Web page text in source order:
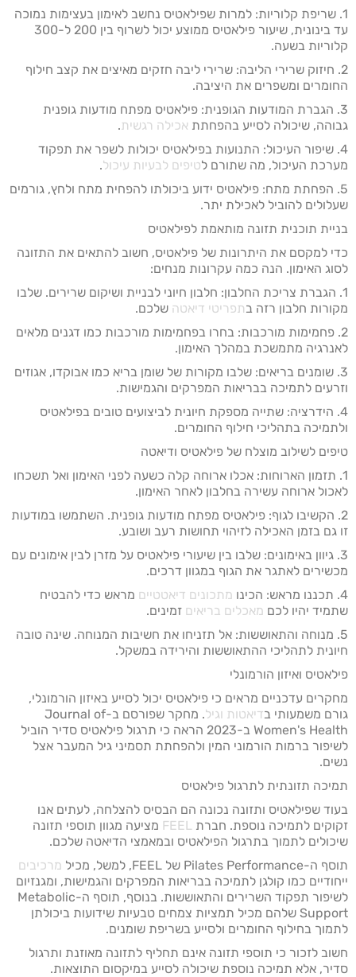
1. שריפת קלוריות: למרות שפילאטיס נחשב לאימון בעצימות נמוכה
עד בינונית, שיעור פילאטיס ממוצע יכול לשרוף בין 200 ל-300
קלוריות בשעה.
2. חיזוק שרירי הליבה: שרירי ליבה חזקים מאיצים את קצב חילוף
החומרים ומשפרים את היציבה.
3. הגברת המודעות הגופנית: פילאטיס מפתח מודעות גופנית
גבוהה, שיכולה לסייע בהפחתת אכילה רגשית.
4. שיפור העיכול: התנועות בפילאטיס יכולות לשפר את תפקוד
מערכת העיכול, מה שתורם לטיפים לבעיות עיכול.
5. הפחתת מתח: פילאטיס ידוע ביכולתו להפחית מתח ולחץ, גורמים
שעלולים להוביל לאכילת יתר.
בניית תוכנית תזונה מותאמת לפילאטיס
כדי למקסם את היתרונות של פילאטיס, חשוב להתאים את התזונה
לסוג האימון. הנה כמה עקרונות מנחים:
1. הגברת צריכת החלבון: חלבון חיוני לבניית ושיקום שרירים. שלבו
מקורות חלבון רזה בתפריטי דיאטה שלכם.
2. פחמימות מורכבות: בחרו בפחמימות מורכבות כמו דגנים מלאים
לאנרגיה מתמשכת במהלך האימון.
3. שומנים בריאים: שלבו מקורות של שומן בריא כמו אבוקדו, אגוזים
וזרעים לתמיכה בבריאות המפרקים והגמישות.
4. הידרציה: שתייה מספקת חיונית לביצועים טובים בפילאטיס
ולתמיכה בתהליכי חילוף החומרים.
טיפים לשילוב מוצלח של פילאטיס ודיאטה
1. תזמון הארוחות: אכלו ארוחה קלה כשעה לפני האימון ואל תשכחו
לאכול ארוחה עשירה בחלבון לאחר האימון.
2. הקשיבו לגוף: פילאטיס מפתח מודעות גופנית. השתמשו במודעות
זו גם בזמן האכילה לזיהוי תחושות רעב ושובע.
3. גיוון באימונים: שלבו בין שיעורי פילאטיס על מזרן לבין אימונים עם
מכשירים לאתגר את הגוף במגוון דרכים.
4. תכננו מראש: הכינו
מתכונים דיאטטיים מראש כדי להבטיח
שתמיד יהיו לכם מאכלים בריאים זמינים.
5. מנוחה והתאוששות: אל תזניחו את חשיבות המנוחה. שינה טובה
חיונית לתהליכי ההתאוששות והירידה במשקל.
פילאטיס ואיזון הורמונלי
מחקרים עדכניים מראים כי פילאטיס יכול לסייע באיזון הורמונלי,
גורם משמעותי בדיאטות וגיל
. מחקר שפורסם ב-Journal of
Women's Health ב-2023 הראה כי תרגול פילאטיס סדיר הוביל
לשיפור ברמות הורמוני המין ולהפחתת תסמיני גיל המעבר אצל
נשים.
תמיכה תזונתית לתרגול פילאטיס
בעוד שפילאטיס ותזונה נכונה הם הבסיס להצלחה, לעתים אנו
זקוקים לתמיכה נוספת. חברת FEEL מציעה מגוון תוספי תזונה
שיכולים לתמוך בתרגול הפילאטיס ובמאמצי הדיאטה שלכם.
תוסף ה-Pilates Performance של FEEL, למשל, מכיל
מרכיבים
ייחודיים כמו קולגן לתמיכה בבריאות המפרקים והגמישות, ומגנזיום
לשיפור תפקוד השרירים והתאוששות. בנוסף, תוסף ה-Metabolic
Support שלהם מכיל תמציות צמחים טבעיות שידועות ביכולתן
לתמוך בחילוף החומרים ולסייע בשריפת שומנים.
חשוב לזכור כי תוספי תזונה אינם תחליף לתזונה מאוזנת ותרגול
סדיר, אלא תמיכה נוספת שיכולה לסייע במיקסום התוצאות.